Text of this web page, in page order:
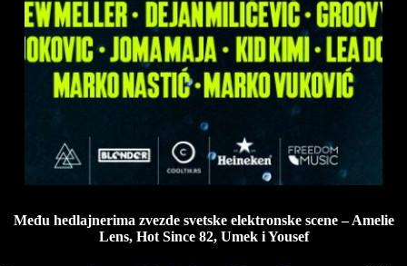
Među hedlajnerima zvezde svetske elektronske scene – Amelie
Lens, Hot Since 82, Umek i Yousef